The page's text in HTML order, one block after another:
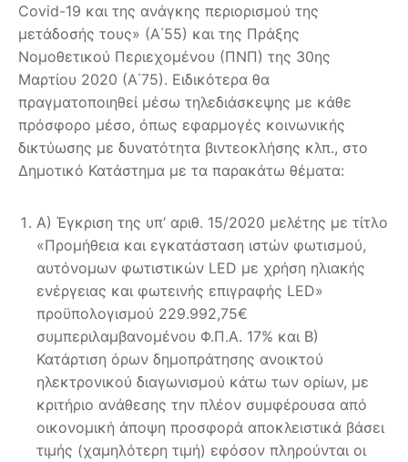
Covid-19 και της ανάγκης περιορισμού της
μετάδοσής τους» (Α΄55) και της Πράξης
Νομοθετικού Περιεχομένου (ΠΝΠ) της 30ης
Μαρτίου 2020 (Α΄75). Ειδικότερα θα
πραγματοποιηθεί μέσω τηλεδιάσκεψης με κάθε
πρόσφορο μέσο, όπως εφαρμογές κοινωνικής
δικτύωσης με δυνατότητα βιντεοκλήσης κλπ., στο
Δημοτικό Κατάστημα με τα παρακάτω θέματα:
Α) Έγκριση της υπ’ αριθ. 15/2020 μελέτης με τίτλο
«Προμήθεια και εγκατάσταση ιστών φωτισμού,
αυτόνομων φωτιστικών LED με χρήση ηλιακής
ενέργειας και φωτεινής επιγραφής LED»
προϋπολογισμού 229.992,75€
συμπεριλαμβανομένου Φ.Π.Α. 17% και Β)
Κατάρτιση όρων δημοπράτησης ανοικτού
ηλεκτρονικού διαγωνισμού κάτω των ορίων, με
κριτήριο ανάθεσης την πλέον συμφέρουσα από
οικονομική άποψη προσφορά αποκλειστικά βάσει
τιμής (χαμηλότερη τιμή) εφόσον πληρούνται οι